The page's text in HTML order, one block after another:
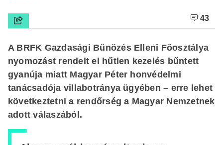
43
A BRFK Gazdasági Bűnözés Elleni Főosztálya
nyomozást rendelt el hűtlen kezelés bűntett
gyanúja miatt Magyar Péter honvédelmi
tanácsadója villabotránya ügyében – erre lehet
következtetni a rendőrség a Magyar Nemzetnek
adott válaszából.